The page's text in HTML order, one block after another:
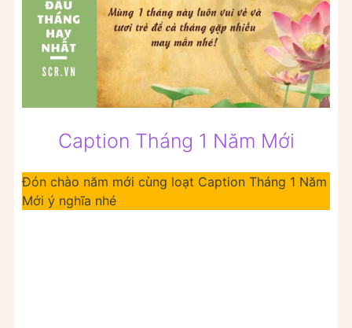
Caption Tháng 1 Năm Mới
Đón chào năm mới cùng loạt Caption Tháng 1 Năm
Mới ý nghĩa nhé